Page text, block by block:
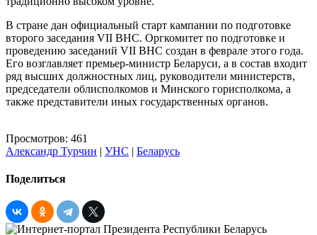
В стране дан официальный старт кампании по подготовке
второго заседания VII ВНС. Оргкомитет по подготовке и
проведению заседаний VII ВНС создан в феврале этого года.
Его возглавляет премьер-министр Беларуси, а в состав входит
ряд высших должностных лиц, руководители министерств,
председатели облисполкомов и Минского горисполкома, а
также представители иных государственных органов.
Просмотров: 461
Александр Турчин | УНС | Беларусь
Поделиться